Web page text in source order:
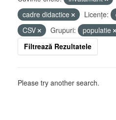
cadre didactice
Licenţe:
CSV
Grupuri:
populatie
Filtrează Rezultatele
Please try another search.